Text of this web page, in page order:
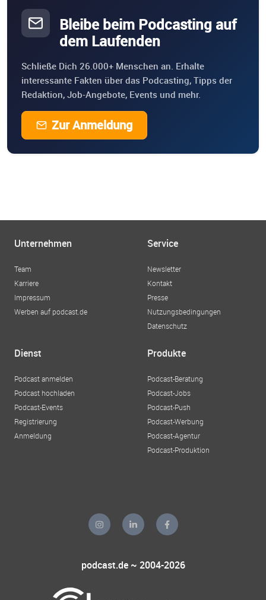
Bleibe beim Podcasting auf
dem Laufenden
Schließe Dich 26.000+ Menschen an. Erhalte
interessante Fakten über das Podcasting, Tipps der
Redaktion, Job-Angebote, Events und mehr.
Zur Anmeldung
Unternehmen
Team
Karriere
Impressum
Werben auf podcast.de
Service
Newsletter
Kontakt
Presse
Nutzungsbedingungen
Datenschutz
Dienst
Podcast anmelden
Podcast hochladen
Podcast-Events
Registrierung
Anmeldung
Produkte
Podcast-Beratung
Podcast-Jobs
Podcast-Push
Podcast-Werbung
Podcast-Agentur
Podcast-Produktion
podcast.de ~ 2004-2026